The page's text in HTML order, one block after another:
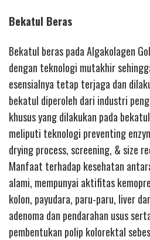
Bekatul Beras
Bekatul beras pada Algakolagen
dengan teknologi mutakhir
esensialnya tetap terjaga dan
bekatul diperoleh dari industri
khusus yang dilakukan pada
meliputi teknologi preventing
drying process, screening, & size
Manfaat terhadap kesehatan
alami, mempunyai aktifitas
kolon, payudara, paru-paru, liver
adenoma dan pendarahan usus
pembentukan polip kolorektal